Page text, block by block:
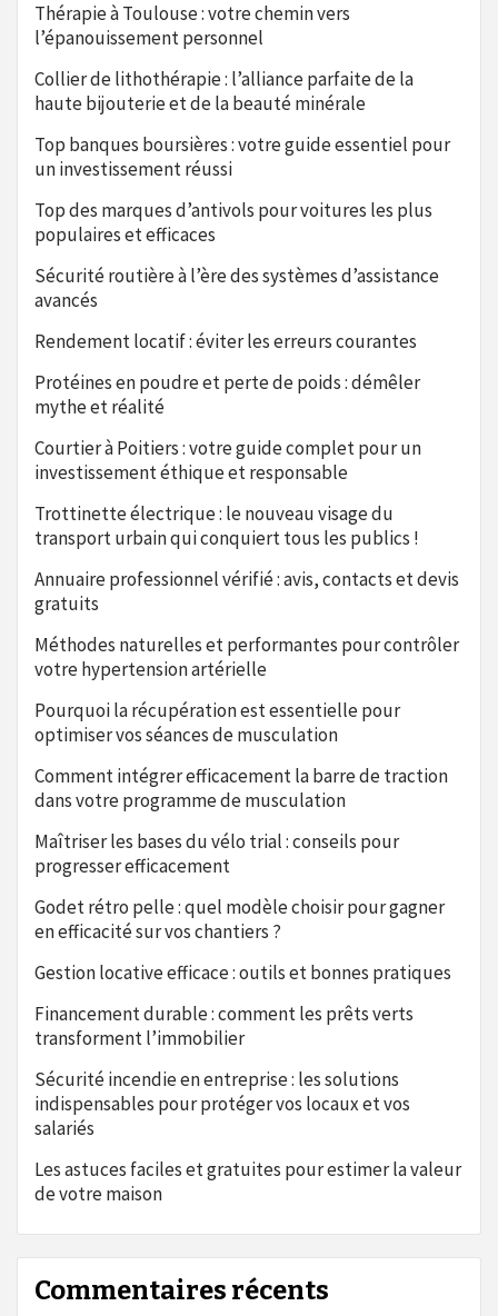
Thérapie à Toulouse : votre chemin vers
l’épanouissement personnel
Collier de lithothérapie : l’alliance parfaite de la
haute bijouterie et de la beauté minérale
Top banques boursières : votre guide essentiel pour
un investissement réussi
Top des marques d’antivols pour voitures les plus
populaires et efficaces
Sécurité routière à l’ère des systèmes d’assistance
avancés
Rendement locatif : éviter les erreurs courantes
Protéines en poudre et perte de poids : démêler
mythe et réalité
Courtier à Poitiers : votre guide complet pour un
investissement éthique et responsable
Trottinette électrique : le nouveau visage du
transport urbain qui conquiert tous les publics !
Annuaire professionnel vérifié : avis, contacts et devis
gratuits
Méthodes naturelles et performantes pour contrôler
votre hypertension artérielle
Pourquoi la récupération est essentielle pour
optimiser vos séances de musculation
Comment intégrer efficacement la barre de traction
dans votre programme de musculation
Maîtriser les bases du vélo trial : conseils pour
progresser efficacement
Godet rétro pelle : quel modèle choisir pour gagner
en efficacité sur vos chantiers ?
Gestion locative efficace : outils et bonnes pratiques
Financement durable : comment les prêts verts
transforment l’immobilier
Sécurité incendie en entreprise : les solutions
indispensables pour protéger vos locaux et vos
salariés
Les astuces faciles et gratuites pour estimer la valeur
de votre maison
Commentaires récents